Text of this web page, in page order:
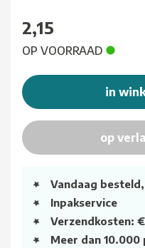
2,15
OP VOORRAAD
in
op
Vandaag
Inpakservice
Verzendkosten:
Meer dan